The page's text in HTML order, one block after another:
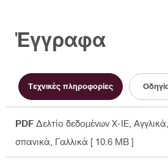
Έγγραφα
Τεχνικές πληροφορίες
PDF Δελτίο δεδομένων X-IE ,
σπανικά, Γαλλικά [ 10.6 MB ]